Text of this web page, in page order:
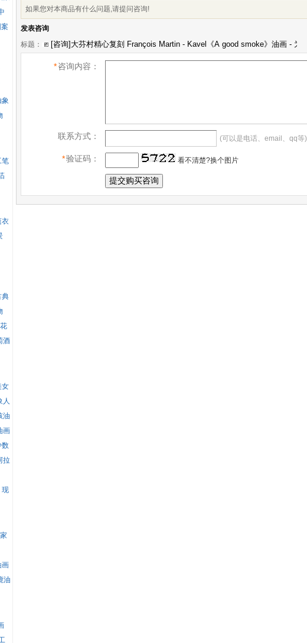
如果您对本商品有什么问题,请提问咨询!
发表咨询
标题：
*咨询内容：
联系方式： (可以是电话、email、qq等)
*验证码： 看不清楚?换个图片
象
笔
衣
典
酒
女
人
油
画
数
拉
现
画
油